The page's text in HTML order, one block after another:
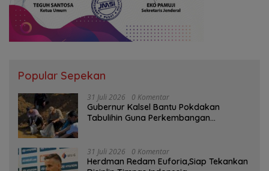
Popular Sepekan
31 Juli 2026 0 Komentar
Gubernur Kalsel Bantu Pokdakan
Tabulihin Guna Perkembangan
31 Juli 2026 0 Komentar
Herdman Redam Euforia,Siap Tekankan